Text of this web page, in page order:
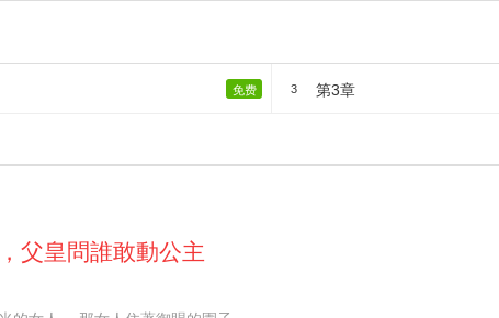
免费 3 第3章
父皇問誰敢動公主